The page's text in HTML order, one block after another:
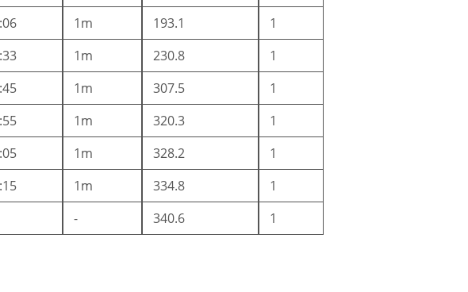
1m 193.1
1
1m 230.8
1
1m 307.5
1
1m 320.3
1
1m 328.2
1
1m 334.8
1
- 340.6 1